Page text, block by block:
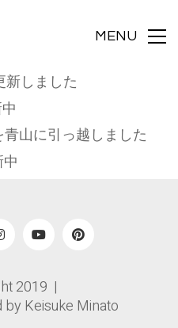
MENU
しました
山に引っ越しました
2019 |
by Keisuke Minato